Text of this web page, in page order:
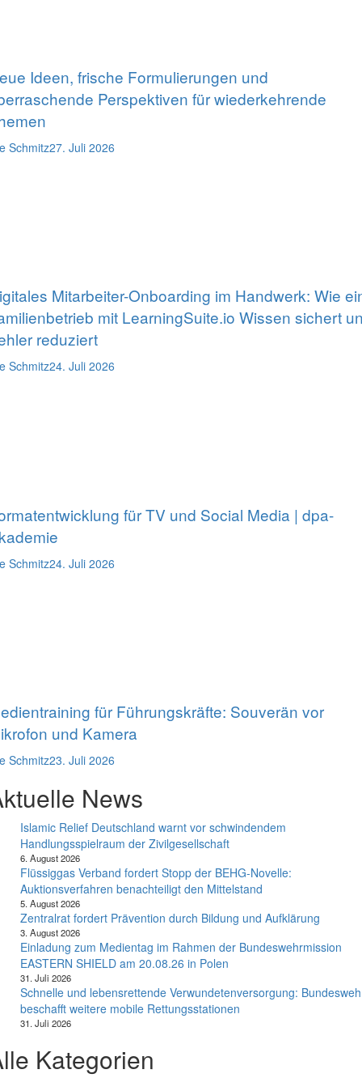
Ideen, frische Formulierungen und
Perspektiven für wiederkehrende
Schmitz27. Juli 2026
Mitarbeiter-Onboarding im Handwerk: Wie
mit LearningSuite.io Wissen sichert
reduziert
Schmitz24. Juli 2026
für TV und Social Media | dpa-
Schmitz24. Juli 2026
für Führungskräfte: Souverän vor
und Kamera
Schmitz23. Juli 2026
News
Islamic Relief Deutschland warnt vor schwindendem
Handlungsspielraum der Zivilgesellschaft
6. August 2026
Flüssiggas Verband fordert Stopp der BEHG-Novelle:
Auktionsverfahren benachteiligt den Mittelstand
5. August 2026
Zentralrat fordert Prävention durch Bildung und Aufklärung
3. August 2026
Einladung zum Medientag im Rahmen der Bundeswehrmission
EASTERN SHIELD am 20.08.26 in Polen
31. Juli 2026
Schnelle und lebensrettende Verwundetenversorgung:
beschafft weitere mobile Rettungsstationen
31. Juli 2026
Kategorien